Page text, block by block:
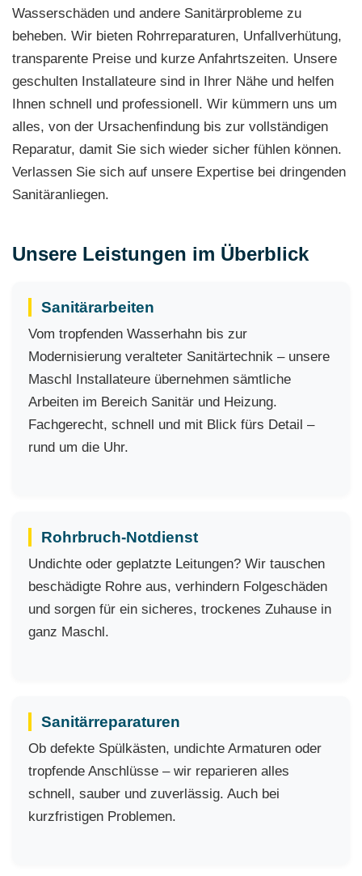
Wasserschäden und andere Sanitärprobleme zu
beheben. Wir bieten Rohrreparaturen, Unfallverhütung,
transparente Preise und kurze Anfahrtszeiten. Unsere
geschulten Installateure sind in Ihrer Nähe und helfen
Ihnen schnell und professionell. Wir kümmern uns um
alles, von der Ursachenfindung bis zur vollständigen
Reparatur, damit Sie sich wieder sicher fühlen können.
Verlassen Sie sich auf unsere Expertise bei dringenden
Sanitäranliegen.
Unsere Leistungen im Überblick
Sanitärarbeiten
Vom tropfenden Wasserhahn bis zur
Modernisierung veralteter Sanitärtechnik – unsere
Maschl Installateure übernehmen sämtliche
Arbeiten im Bereich Sanitär und Heizung.
Fachgerecht, schnell und mit Blick fürs Detail –
rund um die Uhr.
Rohrbruch-Notdienst
Undichte oder geplatzte Leitungen? Wir tauschen
beschädigte Rohre aus, verhindern Folgeschäden
und sorgen für ein sicheres, trockenes Zuhause in
ganz Maschl.
Sanitärreparaturen
Ob defekte Spülkästen, undichte Armaturen oder
tropfende Anschlüsse – wir reparieren alles
schnell, sauber und zuverlässig. Auch bei
kurzfristigen Problemen.